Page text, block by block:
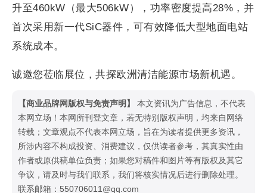
升至460kW（最大506kW），功率密度提高28%，并
首次采用新一代SiC器件，可有效降低大型地面电站
系统成本。
诚邀您莅临展位，共探欧洲清洁能源市场新机遇。
【商业品牌网版权与免责声明】
本文资讯为广告信息，不代表
本网立场！本网所刊登文章，若无特别版权声明，均来自网络
转载；文章观点不代表本网立场，旨在为读者提供更多资讯，
所涉内容不构成投资、消费建议，仅供读者参考，其真实性由
作者或原供稿单位负责；如果您对稿件和图片等有版权及其它
争议，请及时与我们联系，我们将核实情况后进行删除处理。
联系邮箱：550706011@qq.com